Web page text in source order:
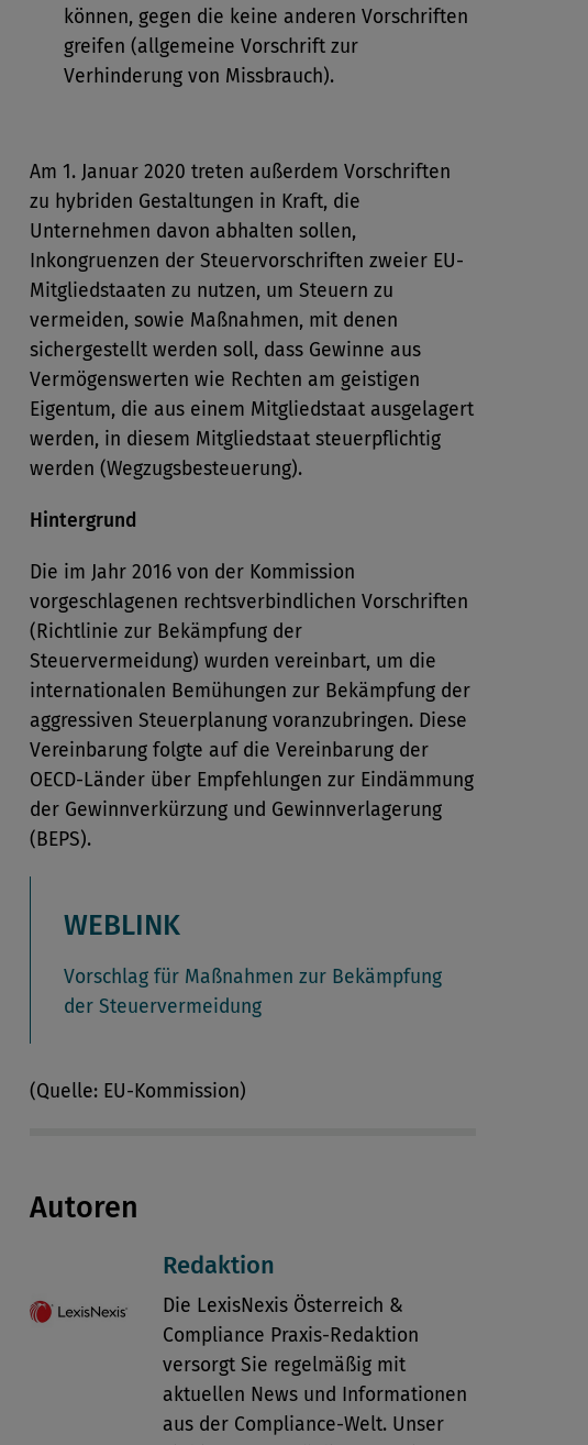
können, gegen die keine anderen Vorschriften
greifen (allgemeine Vorschrift zur
Verhinderung von Missbrauch).
Am 1. Januar 2020 treten außerdem Vorschriften
zu hybriden Gestaltungen in Kraft, die
Unternehmen davon abhalten sollen,
Inkongruenzen der Steuervorschriften zweier EU-
Mitgliedstaaten zu nutzen, um Steuern zu
vermeiden, sowie Maßnahmen, mit denen
sichergestellt werden soll, dass Gewinne aus
Vermögenswerten wie Rechten am geistigen
Eigentum, die aus einem Mitgliedstaat ausgelagert
werden, in diesem Mitgliedstaat steuerpflichtig
werden (Wegzugsbesteuerung).
Hintergrund
Die im Jahr 2016 von der Kommission
vorgeschlagenen rechtsverbindlichen Vorschriften
(Richtlinie zur Bekämpfung der
Steuervermeidung) wurden vereinbart, um die
internationalen Bemühungen zur Bekämpfung der
aggressiven Steuerplanung voranzubringen. Diese
Vereinbarung folgte auf die Vereinbarung der
OECD-Länder über Empfehlungen zur Eindämmung
der Gewinnverkürzung und Gewinnverlagerung
(BEPS).
WEBLINK
Vorschlag für Maßnahmen zur Bekämpfung
der Steuervermeidung
(Quelle: EU-Kommission)
Autoren
Redaktion
Die LexisNexis Österreich &
Compliance Praxis-Redaktion
versorgt Sie regelmäßig mit
aktuellen News und Informationen
aus der Compliance-Welt. Unser